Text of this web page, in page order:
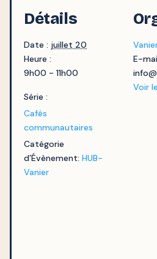
Détails
Date : juillet 20
Heure :
9h00 - 11h00
Série :
Cafés
communautaires
Catégorie
d’Évènement: HUB-
Vanier
E-
Voir